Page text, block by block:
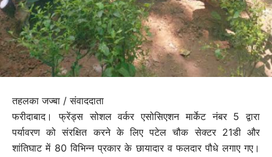
तहलका जज्बा / संवाददाता
फरीदाबाद। फ्रेंड्स सोशल वर्कर एसोसिएशन मार्केट नंबर 5 द्वारा
पर्यावरण को संरक्षित करने के लिए पटेल चौक सेक्टर 21डी और
शांतिघाट में 80 विभिन्न प्रकार के छायादार व फलदार पौधे लगाए गए।